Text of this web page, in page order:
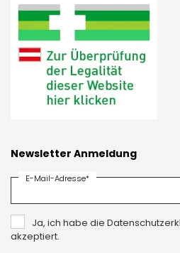
Newsletter Anmeldung
E-Mail-Adresse*
Ja, ich habe die
akzeptiert.